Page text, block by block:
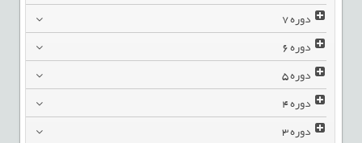
دوره7
دوره6
دوره5
دوره4
دوره3